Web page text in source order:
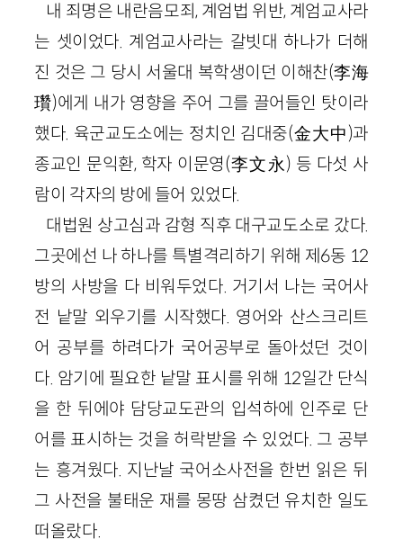
내 죄명은 내란음모죄, 계엄법 위반, 계엄교사라
는 셋이었다. 계엄교사라는 갈빗대 하나가 더해
진 것은 그 당시 서울대 복학생이던 이해찬(李海
瓚)에게 내가 영향을 주어 그를 끌어들인 탓이라
했다. 육군교도소에는 정치인 김대중(金大中)과
종교인 문익환, 학자 이문영(李文永) 등 다섯 사
람이 각자의 방에 들어 있었다.
대법원 상고심과 감형 직후 대구교도소로 갔다.
그곳에선 나 하나를 특별격리하기 위해 제6동 12
방의 사방을 다 비워두었다. 거기서 나는 국어사
전 낱말 외우기를 시작했다. 영어와 산스크리트
어 공부를 하려다가 국어공부로 돌아섰던 것이
다. 암기에 필요한 낱말 표시를 위해 12일간 단식
을 한 뒤에야 담당교도관의 입석하에 인주로 단
어를 표시하는 것을 허락받을 수 있었다. 그 공부
는 흥겨웠다. 지난날 국어소사전을 한번 읽은 뒤
그 사전을 불태운 재를 몽땅 삼켰던 유치한 일도
떠올랐다.